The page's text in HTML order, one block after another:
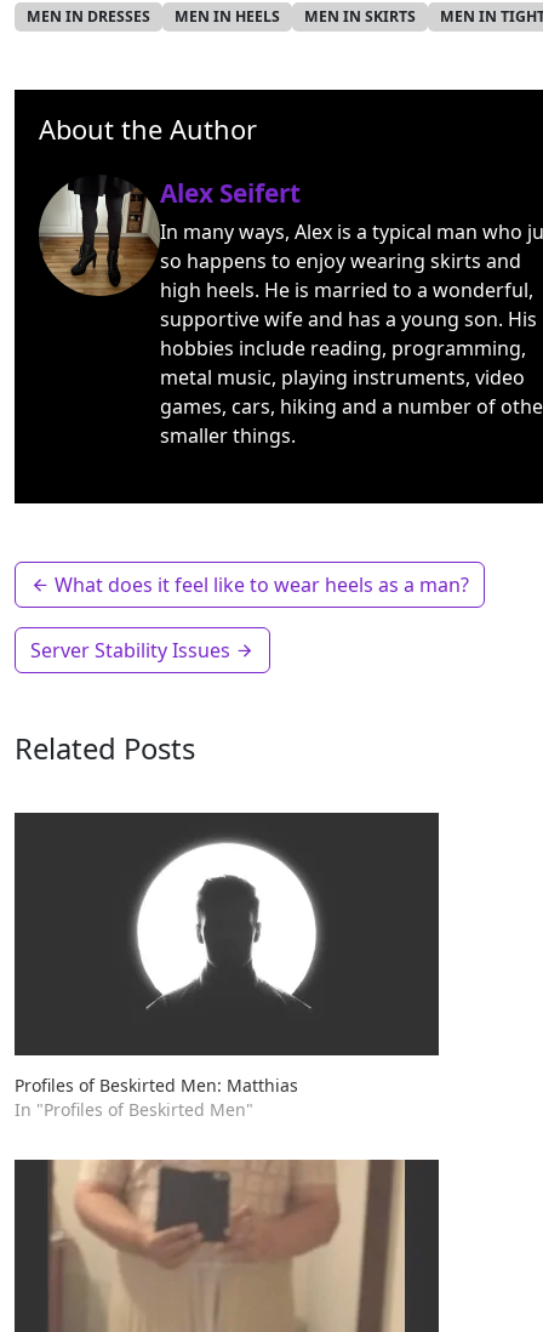
MEN IN DRESSES MEN IN HEELS MEN IN SKIRTS MEN IN
About the Author
Alex Seifert
In many ways, Alex is a typical man who
so happens to enjoy wearing skirts and
high heels. He is married to a wonderful,
supportive wife and has a young son. His
hobbies include reading, programming,
metal music, playing instruments, video
games, cars, hiking and a number of
smaller things.
What does it feel like to wear heels as a man?
Server Stability Issues
Related Posts
Profiles of Beskirted Men: Matthias
In "Profiles of Beskirted Men"